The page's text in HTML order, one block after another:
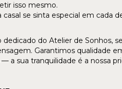
isso mesmo.
se sinta especial em cada
do Atelier de Sonhos,
Garantimos qualidade
a sua tranquilidade é a nossa